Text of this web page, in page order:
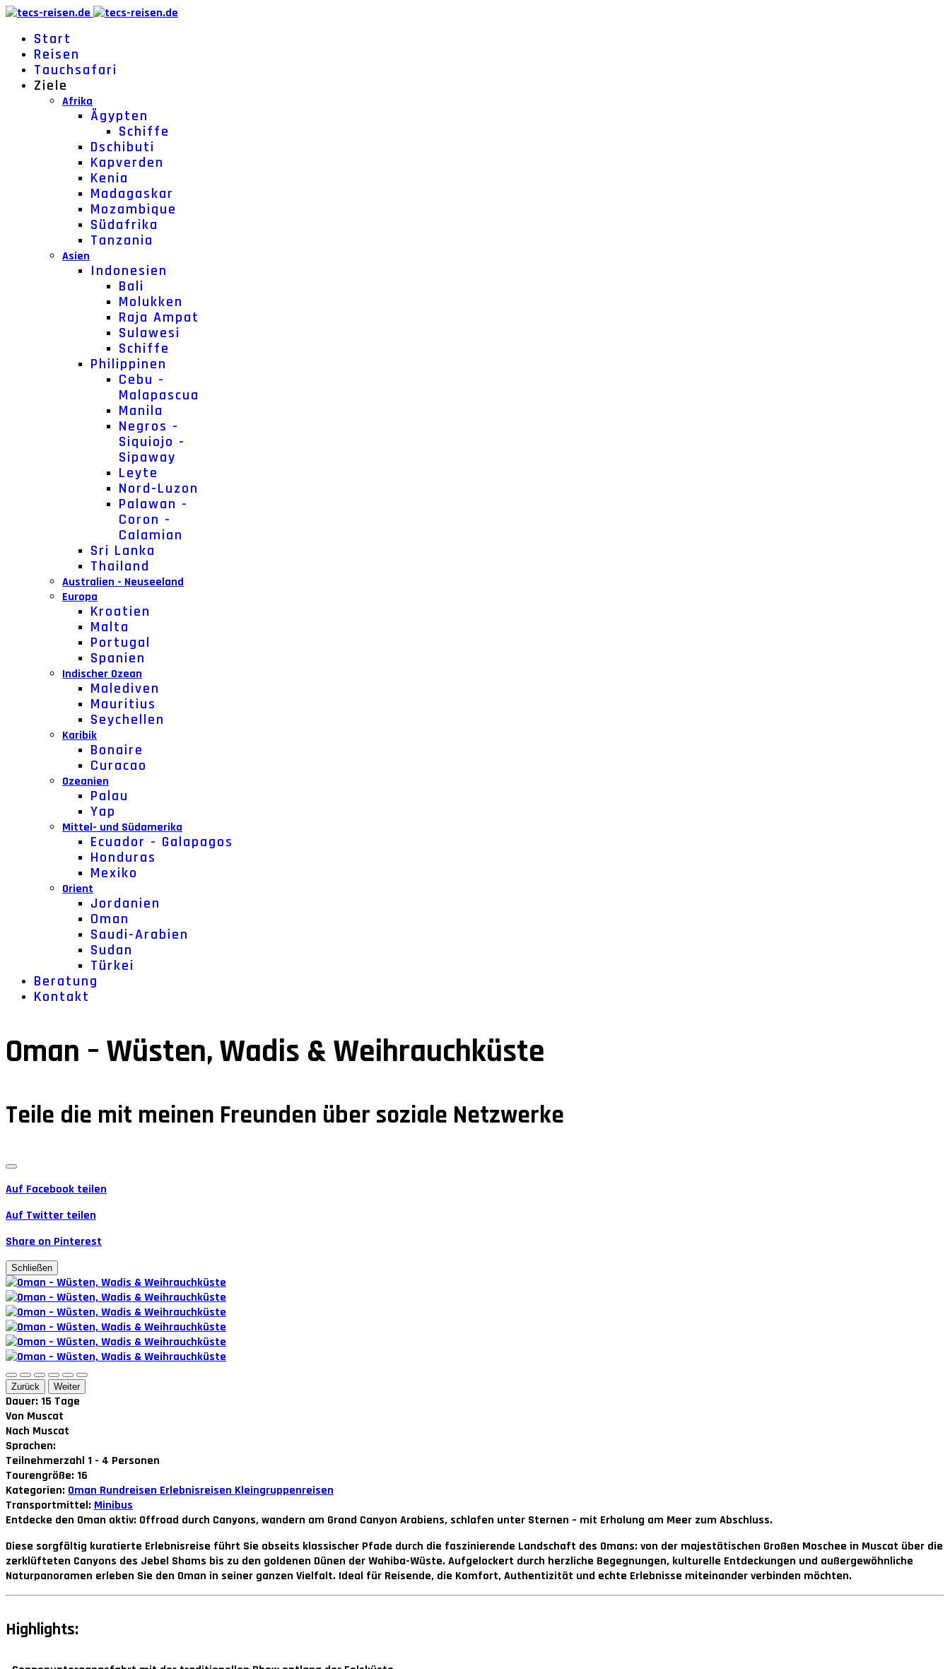
Start
Reisen
Tauchsafari
Ziele
Afrika
Ägypten
Schiffe
Dschibuti
Kapverden
Kenia
Madagaskar
Mozambique
Südafrika
Tanzania
Asien
Indonesien
Bali
Molukken
Raja Ampat
Sulawesi
Schiffe
Philippinen
Cebu -
Malapascua
Manila
Negros -
Siquiojo -
Sipaway
Leyte
Nord-Luzon
Palawan -
Coron -
Calamian
Sri Lanka
Thailand
Australien - Neuseeland
Europa
Kroatien
Malta
Portugal
Spanien
Indischer Ozean
Malediven
Mauritius
Seychellen
Karibik
Bonaire
Curacao
Ozeanien
Palau
Yap
Mittel- und Südamerika
Ecuador - Galapagos
Honduras
Mexiko
Orient
Jordanien
Oman
Saudi-Arabien
Sudan
Türkei
Beratung
Kontakt
Oman – Wüsten, Wadis & Weihrauchküste
Teile die mit meinen Freunden über soziale Netzwerke
Auf Facebook teilen
Auf Twitter teilen
Share on Pinterest
Schließen
Zurück Weiter
Dauer: 15 Tage
Von Muscat
Nach Muscat
Sprachen:
Teilnehmerzahl 1 - 4 Personen
Tourengröße: 16
Kategorien: Oman Rundreisen Erlebnisreisen Kleingruppenreisen
Transportmittel: Minibus
Entdecke den Oman aktiv: Offroad durch Canyons, wandern am Grand Canyon Arabiens, schlafen unter Sternen – mit Erholung am Meer zum Abschluss.
Diese sorgfältig kuratierte Erlebnisreise führt Sie abseits klassischer Pfade durch die faszinierende Landschaft des Omans: von der majestätischen Großen Moschee in Muscat über die
zerklüfteten Canyons des Jebel Shams bis zu den goldenen Dünen der Wahiba-Wüste. Aufgelockert durch herzliche Begegnungen, kulturelle Entdeckungen und außergewöhnliche
Naturpanoramen erleben Sie den Oman in seiner ganzen Vielfalt. Ideal für Reisende, die Komfort, Authentizität und echte Erlebnisse miteinander verbinden möchten.
Highlights: